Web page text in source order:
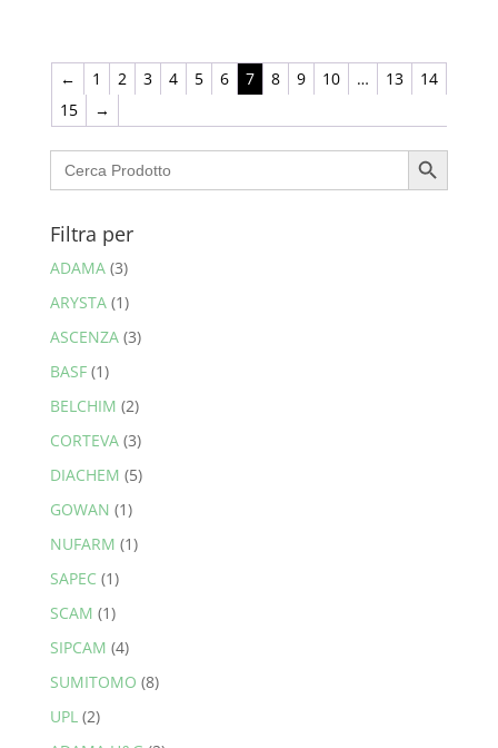
← 1 2 3 4 5 6 7 8 9 10 … 13
14
15
→
Search
for:
Search Button
Filtra per
ADAMA (3)
ARYSTA (1)
ASCENZA (3)
BASF (1)
BELCHIM (2)
CORTEVA (3)
DIACHEM (5)
GOWAN (1)
NUFARM (1)
SAPEC (1)
SCAM (1)
SIPCAM (4)
SUMITOMO (8)
UPL (2)